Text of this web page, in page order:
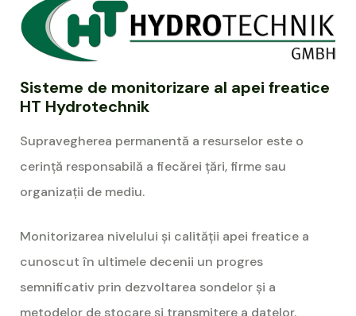
Sisteme de monitorizare al apei freatice
HT Hydrotechnik
Supravegherea permanentă a resurselor este o
cerință responsabilă a fiecărei țări, firme sau
organizații de mediu.
Monitorizarea nivelului și calității apei freatice a
cunoscut în ultimele decenii un progres
semnificativ prin dezvoltarea sondelor și a
metodelor de stocare și transmitere a datelor.